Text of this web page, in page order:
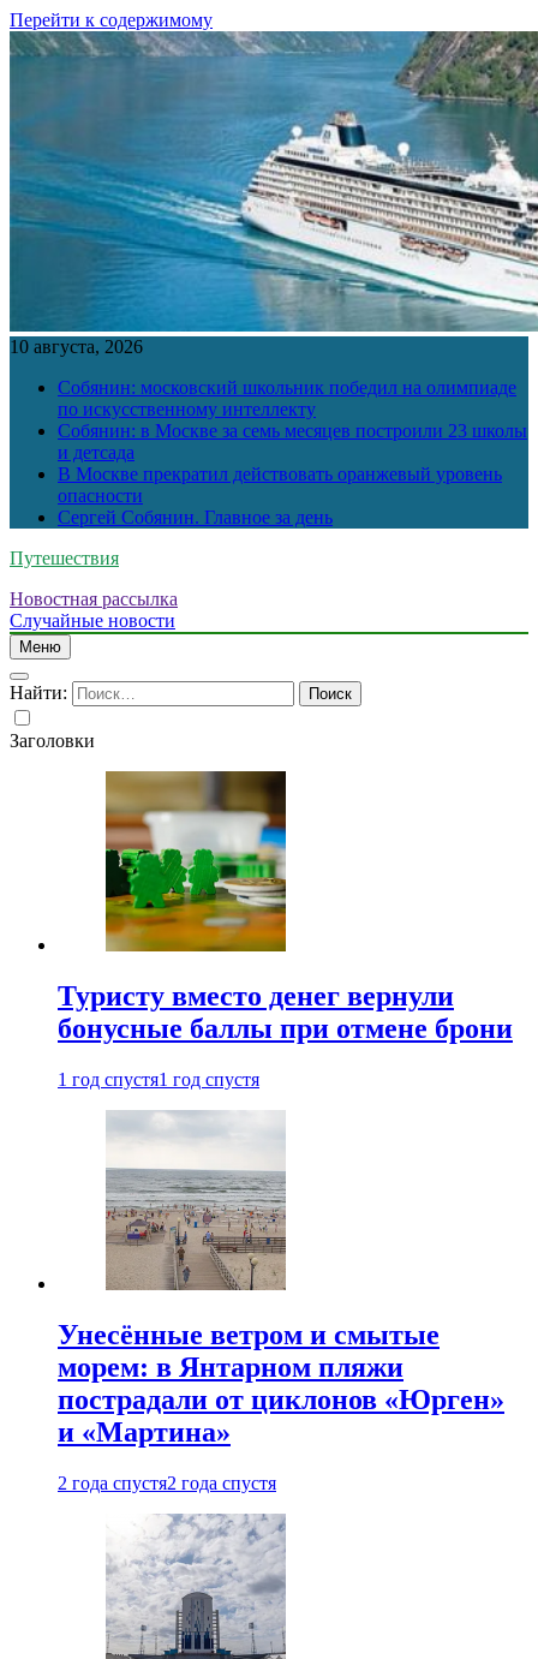
Перейти к содержимому
10 августа, 2026
Собянин: московский школьник победил на олимпиаде
по искусственному интеллекту
Собянин: в Москве за семь месяцев построили 23 школы
и детсада
В Москве прекратил действовать оранжевый уровень
опасности
Сергей Собянин. Главное за день
Путешествия
Новостная рассылка
Случайные новости
Меню
Найти:
Заголовки
Туристу вместо денег вернули
бонусные баллы при отмене брони
1 год спустя1 год спустя
Унесённые ветром и смытые
морем: в Янтарном пляжи
пострадали от циклонов «Юрген»
и «Мартина»
2 года спустя2 года спустя